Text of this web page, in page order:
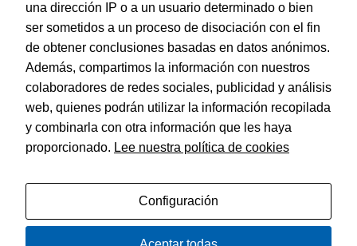
© Dohe - Camino de Madrid, 14
28970 • Humanes de Madrid (Madrid)
ESPAÑA
Aviso legal
Política de cookies
una dirección IP o a un usuario determinado o bien
ser sometidos a un proceso de disociación con el fin
de obtener conclusiones basadas en datos anónimos.
Además, compartimos la información con nuestros
colaboradores de redes sociales, publicidad y análisis
web, quienes podrán utilizar la información recopilada
y combinarla con otra información que les haya
proporcionado. Lee nuestra política de cookies
Configuración